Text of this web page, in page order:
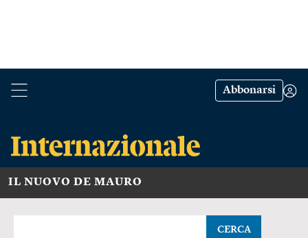
Abbonarsi
IL NUOVO DE MAURO
CERCA